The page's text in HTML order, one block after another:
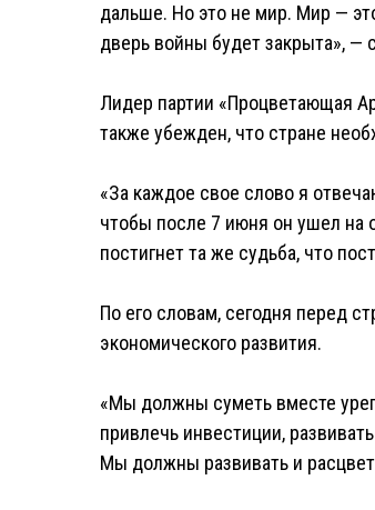
дальше. Но это не мир. Мир —
дверь войны будет закрыта», —
Лидер партии «Процветающая
также убежден, что стране
«За каждое свое слово я
чтобы после 7 июня он ушел на
постигнет та же судьба, что
По его словам, сегодня перед
экономического развития.
«Мы должны суметь вместе
привлечь инвестиции,
Мы должны развивать и